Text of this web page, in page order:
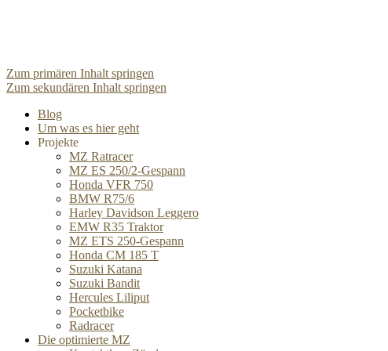
Zum primären Inhalt springen
Zum sekundären Inhalt springen
Blog
Um was es hier geht
Projekte
MZ Ratracer
MZ ES 250/2-Gespann
Honda VFR 750
BMW R75/6
Harley Davidson Leggero
EMW R35 Traktor
MZ ETS 250-Gespann
Honda CM 185 T
Suzuki Katana
Suzuki Bandit
Hercules Liliput
Pocketbike
Radracer
Die optimierte MZ